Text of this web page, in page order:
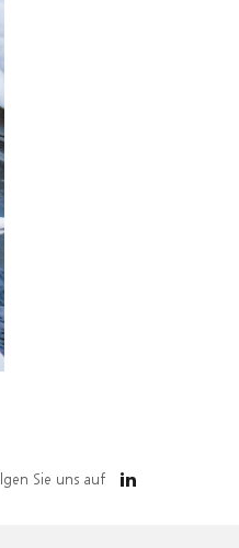
Sie uns auf